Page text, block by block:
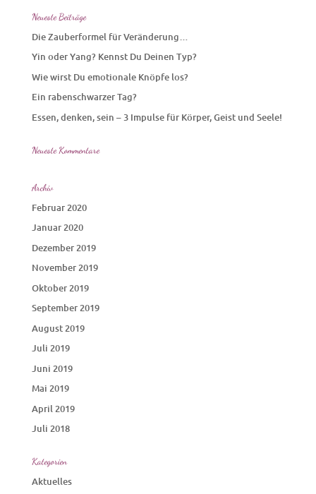
Neueste Beiträge
Die Zauberformel für Veränderung…
Yin oder Yang? Kennst Du Deinen Typ?
Wie wirst Du emotionale Knöpfe los?
Ein rabenschwarzer Tag?
Essen, denken, sein – 3 Impulse für Körper, Geist und Seele!
Neueste Kommentare
Archiv
Februar 2020
Januar 2020
Dezember 2019
November 2019
Oktober 2019
September 2019
August 2019
Juli 2019
Juni 2019
Mai 2019
April 2019
Juli 2018
Kategorien
Aktuelles